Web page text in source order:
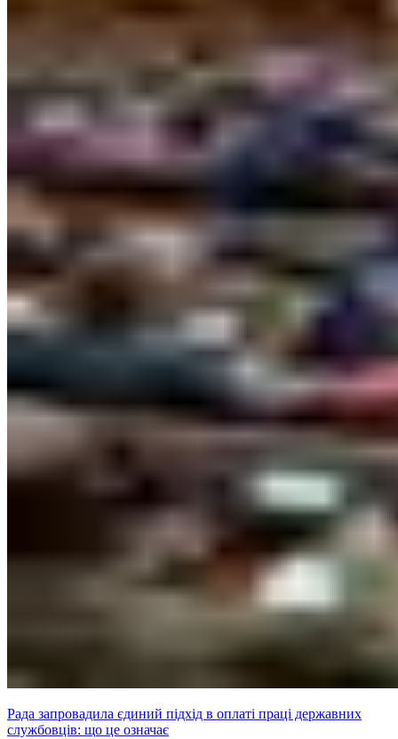
Рада запровадила єдиний підхід в оплаті праці державних
службовців: що це означає